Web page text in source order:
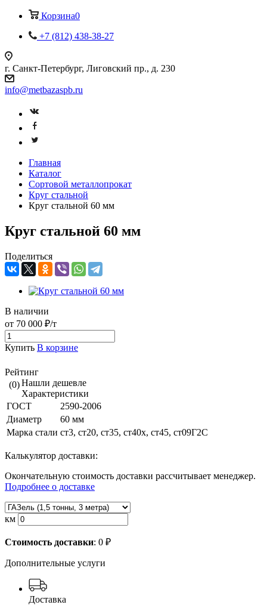
Корзина0
+7 (812) 438-38-27
г. Санкт-Петербург, Лиговский пр., д. 230
info@metbazaspb.ru
Главная
Каталог
Сортовой металлопрокат
Круг стальной
Круг стальной 60 мм
Круг стальной 60 мм
Поделиться
В наличии
от 70 000 ₽/т
Купить В корзине
Рейтинг
(0)Нашли дешевле
Характеристики
ГОСТ
2590-2006
Диаметр
60 мм
Марка стали ст3, ст20, ст35, ст40х, ст45, ст09Г2С
Калькулятор доставки:
Окончательную стоимость доставки рассчитывает менеджер.
Подробнее о доставке
км
Стоимость доставки: 0 ₽
Дополнительные услуги
Доставка